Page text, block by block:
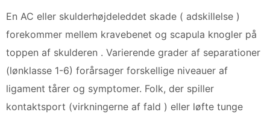
En AC eller skulderhøjdeleddet skade ( adskillelse )
forekommer mellem kravebenet og scapula knogler på
toppen af ​​skulderen . Varierende grader af separationer
(lønklasse 1-6) forårsager forskellige niveauer af
ligament tårer og symptomer. Folk, der spiller
kontaktsport (virkningerne af fald ) eller løfte tunge